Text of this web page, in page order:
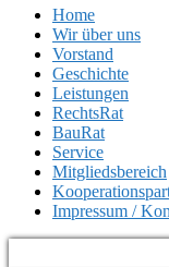
Home
Wir über uns
Vorstand
Geschichte
Leistungen
RechtsRat
BauRat
Service
Mitgliedsbereich
Impressum /